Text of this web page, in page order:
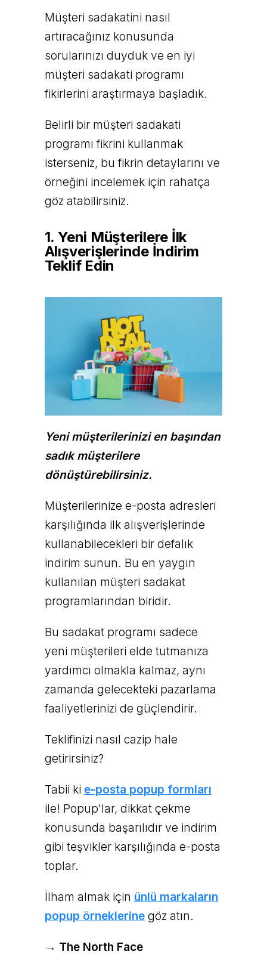
Müşteri sadakatini nasıl
artıracağınız konusunda
sorularınızı duyduk ve en iyi
müşteri sadakati programı
fikirlerini araştırmaya başladık.
Belirli bir müşteri sadakati
programı fikrini kullanmak
isterseniz, bu fikrin detaylarını ve
örneğini incelemek için rahatça
göz atabilirsiniz.
1. Yeni Müşterilere İlk
Alışverişlerinde İndirim
Teklif Edin
Yeni müşterilerinizi en başından
sadık müşterilere
dönüştürebilirsiniz.
Müşterilerinize e-posta adresleri
karşılığında ilk alışverişlerinde
kullanabilecekleri bir defalık
indirim sunun. Bu en yaygın
kullanılan müşteri sadakat
programlarından biridir.
Bu sadakat programı sadece
yeni müşterileri elde tutmanıza
yardımcı olmakla kalmaz, aynı
zamanda gelecekteki pazarlama
faaliyetlerinizi de güçlendirir.
Teklifinizi nasıl cazip hale
getirirsiniz?
Tabii ki e-posta popup formları
ile! Popup'lar, dikkat çekme
konusunda başarılıdır ve indirim
gibi teşvikler karşılığında e-posta
toplar.
İlham almak için ünlü markaların
popup örneklerinegöz atın.
→ The North Face